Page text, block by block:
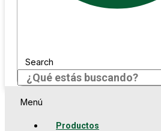
Search
Menú
Productos